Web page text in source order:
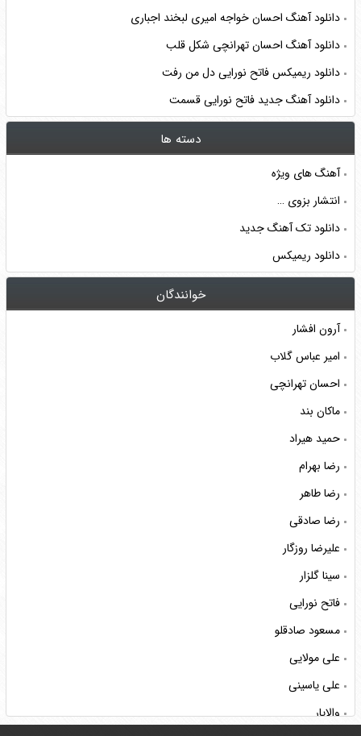
دانلود آهنگ احسان خواجه امیری لبخند اجباری
دانلود آهنگ احسان تهرانچی شکل قلب
دانلود ریمیکس فاتح نورایی دل من رفت
دانلود آهنگ جدید فاتح نورایی قسمت
دسته ها
آهنگ های ویژه
انتشار بزوی …
دانلود تک آهنگ جدید
دانلود ریمیکس
خوانندگان
آرون افشار
امیر عباس گلاب
احسان تهرانچی
ماکان بند
حمید هیراد
رضا بهرام
رضا طاهر
رضا صادقی
علیرضا روزگار
سینا گلزار
فاتح نورایی
مسعود صادقلو
علی مولایی
علی یاسینی
والایار